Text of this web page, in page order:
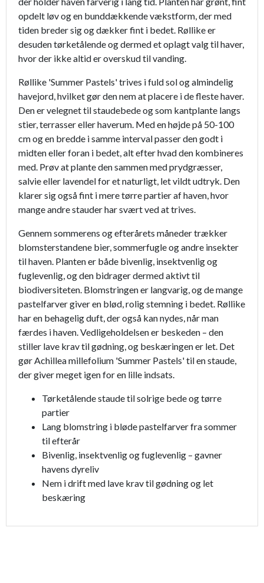
opdelt løv og en bunddækkende vækstform, der med
tiden breder sig og dækker fint i bedet. Røllike er
desuden tørketålende og dermed et oplagt valg til haver,
hvor der ikke altid er overskud til vanding.
Røllike 'Summer Pastels' trives i fuld sol og almindelig
havejord, hvilket gør den nem at placere i de fleste haver.
Den er velegnet til staudebede og som kantplante langs
stier, terrasser eller haverum. Med en højde på 50-100
cm og en bredde i samme interval passer den godt i
midten eller foran i bedet, alt efter hvad den kombineres
med. Prøv at plante den sammen med prydgræsser,
salvie eller lavendel for et naturligt, let vildt udtryk. Den
klarer sig også fint i mere tørre partier af haven, hvor
mange andre stauder har svært ved at trives.
Gennem sommerens og efterårets måneder trækker
blomsterstandene bier, sommerfugle og andre insekter
til haven. Planten er både bivenlig, insektvenlig og
fuglevenlig, og den bidrager dermed aktivt til
biodiversiteten. Blomstringen er langvarig, og de mange
pastelfarver giver en blød, rolig stemning i bedet. Røllike
har en behagelig duft, der også kan nydes, når man
færdes i haven. Vedligeholdelsen er beskeden – den
stiller lave krav til gødning, og beskæringen er let. Det
gør Achillea millefolium 'Summer Pastels' til en staude,
der giver meget igen for en lille indsats.
Tørketålende staude til solrige bede og tørre
partier
Lang blomstring i bløde pastelfarver fra sommer
til efterår
Bivenlig, insektvenlig og fuglevenlig – gavner
havens dyreliv
Nem i drift med lave krav til gødning og let
beskæring